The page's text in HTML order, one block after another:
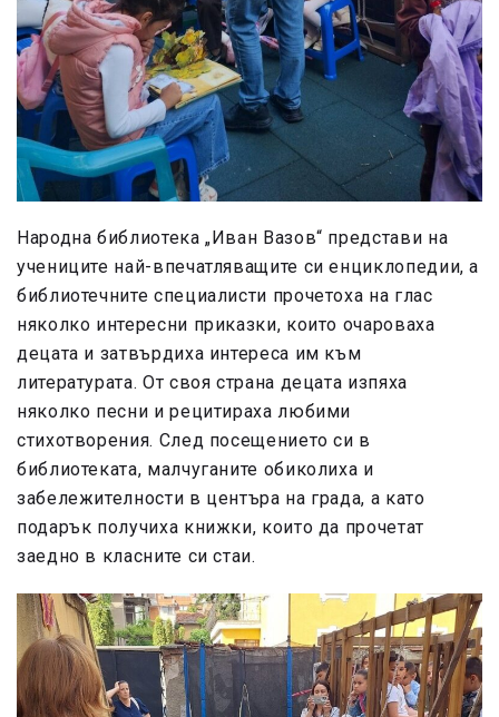
Народна библиотека „Иван Вазов“ представи на
учениците най-впечатляващите си енциклопедии, а
библиотечните специалисти прочетоха на глас
няколко интересни приказки, които очароваха
децата и затвърдиха интереса им към
литературата. От своя страна децата изпяха
няколко песни и рецитираха любими
стихотворения. След посещението си в
библиотеката, малчуганите обиколиха и
забележителности в центъра на града, а като
подарък получиха книжки, които да прочетат
заедно в класните си стаи.